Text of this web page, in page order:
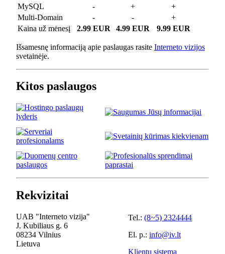
MySQL
- +
+
Multi-Domain
- -
+
Kaina už mėnesį
2.99 EUR 4.99 EUR 9.99 EUR
Išsamesnę informaciją apie paslaugas rasite Interneto vizijos
svetainėje.
Kitos paslaugos
Rekvizitai
UAB "Interneto vizija"
J. Kubiliaus g. 6
08234 Vilnius
Lietuva
Tel.: (8~5) 2324444
El. p.: info@iv.lt
Klientų sistema